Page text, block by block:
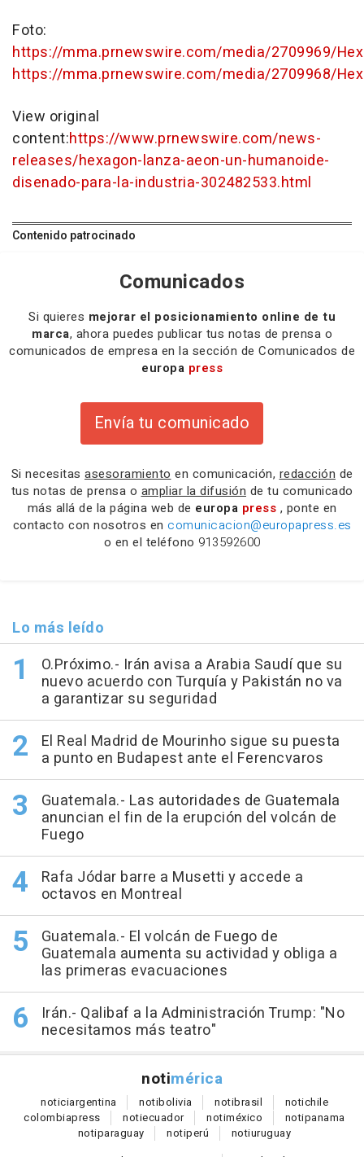
Foto:
https://mma.prnewswire.com/media/2709969/
https://mma.prnewswire.com/media/2709968/
View original
content:https://www.prnewswire.com/news-
releases/hexagon-lanza-aeon-un-humanoide-
disenado-para-la-industria-302482533.html
Contenido patrocinado
Comunicados
Si quieres mejorar el posicionamiento online de tu
marca, ahora puedes publicar tus notas de prensa o
comunicados de empresa en la sección de Comunicados de
europa press
Envía tu comunicado
Si necesitas asesoramiento en comunicación, redacción de
tus notas de prensa o ampliar la difusión de tu comunicado
más allá de la página web de europa press , ponte en
contacto con nosotros en comunicacion@europapress.es
o en el teléfono 913592600
Lo más leído
O.Próximo.- Irán avisa a Arabia Saudí que su
nuevo acuerdo con Turquía y Pakistán no va
a garantizar su seguridad
El Real Madrid de Mourinho sigue su puesta
a punto en Budapest ante el Ferencvaros
Guatemala.- Las autoridades de Guatemala
anuncian el fin de la erupción del volcán de
Fuego
Rafa Jódar barre a Musetti y accede a
octavos en Montreal
Guatemala.- El volcán de Fuego de
Guatemala aumenta su actividad y obliga a
las primeras evacuaciones
Irán.- Qalibaf a la Administración Trump: "No
necesitamos más teatro"
notimérica
noticiargentina notibolivia notibrasil notichile
colombiapress notiecuador notiméxico notipanama
notiparaguay notiperú notiuruguay